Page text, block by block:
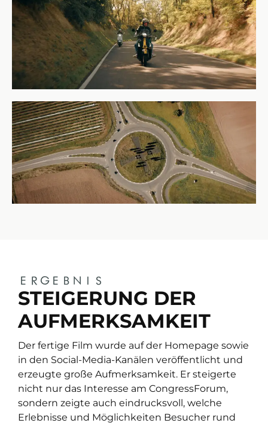
ERGEBNIS
STEIGERUNG DER
AUFMERKSAMKEIT
Der fertige Film wurde auf der Homepage sowie
in den Social-Media-Kanälen veröffentlicht und
erzeugte große Aufmerksamkeit. Er steigerte
nicht nur das Interesse am CongressForum,
sondern zeigte auch eindrucksvoll, welche
Erlebnisse und Möglichkeiten Besucher rund